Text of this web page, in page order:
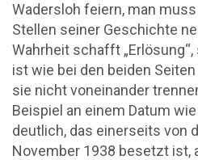
Wadersloh feiern, man
Stellen seiner Geschichte
Wahrheit schafft
ist wie bei den beiden
sie nicht voneinander
Beispiel an einem Datum
deutlich, das einerseits von
November 1938 besetzt ist,